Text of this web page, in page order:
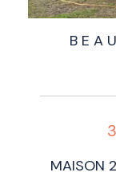
MAISON